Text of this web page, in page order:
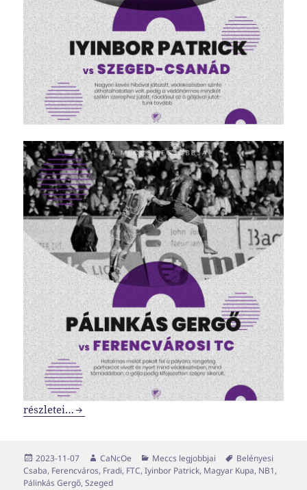
Két meccs, két győzelem és két olyan győztes, akik nem
részletei…
Közzétéve
2023-11-07 Szerző
CaNcOe Kategória
Meccs legjobbjai Címke
Belényesi
Csaba, Ferencváros, Fradi, FTC,Iyinbor Patrick, Magyar Kupa, NB1,
Pálinkás Gergő,Szeged